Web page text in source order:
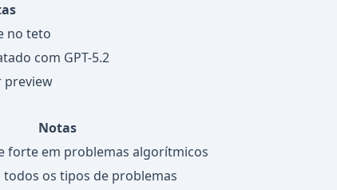
no teto
com GPT-5.2
preview
Notas
forte em problemas algorítmicos
todos os tipos de problemas